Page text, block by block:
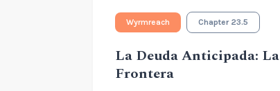
Wyrmreach Chapter 23.5
La Deuda Anticipada: La
Frontera